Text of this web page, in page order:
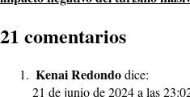
21 comentarios
Kenai Redondodice:
21 de junio de 2024 a las